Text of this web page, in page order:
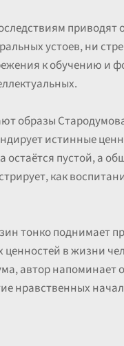
устоев, ни
к обучению и
образы
истинные
остаётся пустой, а
как
тонко поднимает
ценностей в жизни
автор напоминает
нравственных